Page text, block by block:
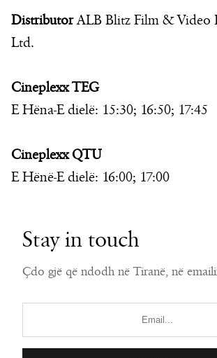
DistributorALB Blitz Film & Video
Ltd.
Cineplexx TEG
E Hëna-E dielë: 15:30; 16:50; 17:45
Cineplexx QTU
E Hënë-E dielë: 16:00; 17:00
Stay in touch
Çdo gjë që ndodh në Tiranë, në